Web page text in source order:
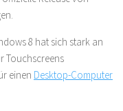
8 hat sich stark an
Touchscreens
einen Desktop-Computer